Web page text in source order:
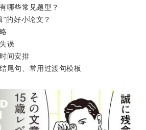
哪些常见题型？
的好小论文？
误
间安排
尾句、常用过渡句模板